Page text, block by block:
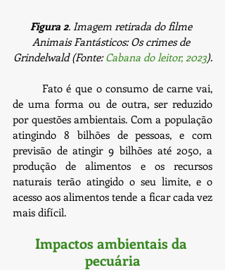
Figura 2. Imagem retirada do filme
Animais Fantásticos: Os crimes de
Grindelwald (Fonte: Cabana do leitor, 2023).
de uma forma ou de outra, ser reduzido
por questões ambientais. Com a população
atingindo 8 bilhões de pessoas, e com
previsão de atingir 9 bilhões até 2050, a
produção de alimentos e os recursos
naturais terão atingido o seu limite, e o
acesso aos alimentos tende a ficar cada vez
mais difícil.
Impactos ambientais da
pecuária